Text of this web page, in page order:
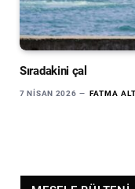
Sıradakini çal
7 NISAN 2026 FATMA